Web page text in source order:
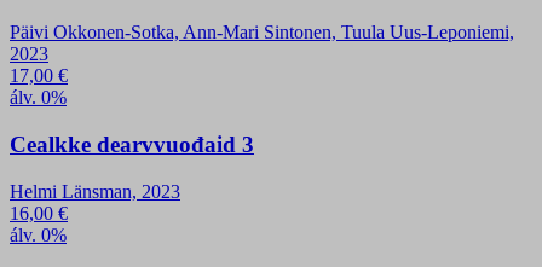
Päivi Okkonen-Sotka, Ann-Mari Sintonen, Tuula Uus-Leponiemi,
2023
17,00 €
álv. 0%
Cealkke dearvvuođaid 3
Helmi Länsman, 2023
16,00 €
álv. 0%